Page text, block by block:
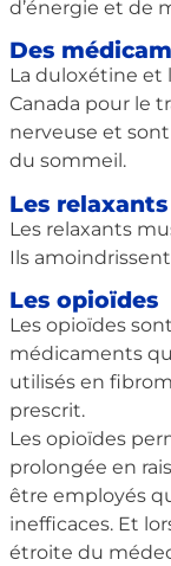
d’énergie et de
Des
La duloxétine et
Canada pour le
nerveuse et
du sommeil.
Les
Les relaxants
Ils
Les opioïdes
Les opioïdes
médicaments
utilisés en
prescrit.
Les opioïdes
prolongée en
être employés
inefficaces. Et
étroite du